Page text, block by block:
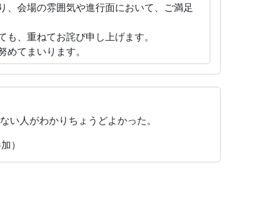
、会場の雰囲気や進行面において、ご満足
、重ねてお詫び申し上げます。
てまいります。
い人がわかりちょうどよかった。
）